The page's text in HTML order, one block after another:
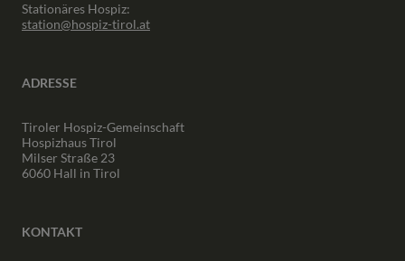
Stationäres Hospiz:
station@hospiz-tirol.at
ADRESSE
Tiroler Hospiz-Gemeinschaft
Hospizhaus Tirol
Milser Straße 23
6060 Hall in Tirol
KONTAKT